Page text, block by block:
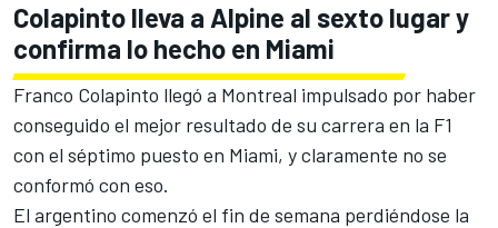
Colapinto lleva a Alpine al sexto lugar y
confirma lo hecho en Miami
Franco Colapinto llegó a Montreal impulsado por haber
conseguido el mejor resultado de su carrera en la F1
con el séptimo puesto en Miami, y claramente no se
conformó con eso.
El argentino comenzó el fin de semana perdiéndose la